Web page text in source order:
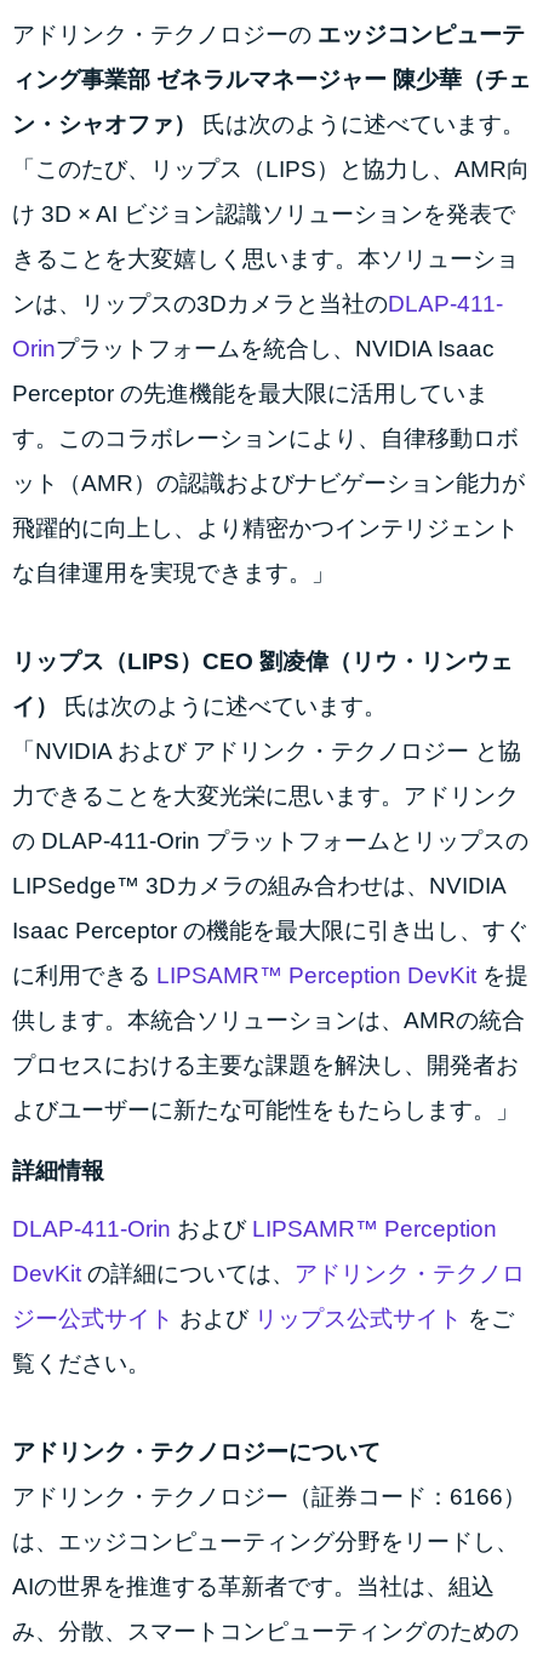
アドリンク・テクノロジーの エッジコンピューテ
ィング事業部 ゼネラルマネージャー 陳少華（チェ
ン・シャオファ）
氏は次のように述べています。
「このたび、リップス（LIPS）と協力し、AMR向
け 3D × AI ビジョン認識ソリューションを発表で
きることを大変嬉しく思います。本ソリューショ
ンは、リップスの3Dカメラと当社のDLAP-411-
Orinプラットフォームを統合し、NVIDIA Isaac
Perceptor の先進機能を最大限に活用していま
す。このコラボレーションにより、自律移動ロボ
ット（AMR）の認識およびナビゲーション能力が
飛躍的に向上し、より精密かつインテリジェント
な自律運用を実現できます。」
リップス（LIPS）CEO 劉凌偉（リウ・リンウェ
イ）
氏は次のように述べています。
「NVIDIA および アドリンク・テクノロジー と協
力できることを大変光栄に思います。アドリンク
の DLAP-411-Orin プラットフォームとリップスの
LIPSedge™ 3Dカメラの組み合わせは、NVIDIA
Isaac Perceptor の機能を最大限に引き出し、すぐ
に利用できる LIPSAMR™ Perception DevKit を提
供します。本統合ソリューションは、AMRの統合
プロセスにおける主要な課題を解決し、開発者お
よびユーザーに新たな可能性をもたらします。」
詳細情報
DLAP-411-Orin および LIPSAMR™ Perception
DevKit の詳細については、 アドリンク・テクノロ
ジー公式サイト および リップス公式サイト をご
覧ください。
アドリンク・テクノロジーについて
アドリンク・テクノロジー（証券コード：6166）
は、エッジコンピューティング分野をリードし、
AIの世界を推進する革新者です。当社は、組込
み、分散、スマートコンピューティングのための